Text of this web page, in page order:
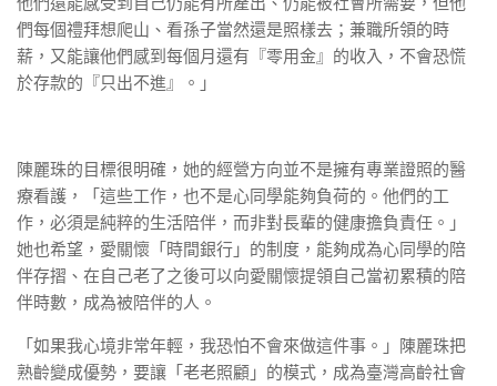
們每個禮拜想爬山、看孫子當然還是照樣去；兼職所領的時
薪，又能讓他們感到每個月還有『零用金』的收入，不會恐慌
於存款的『只出不進』。」
陳麗珠的目標很明確，她的經營方向並不是擁有專業證照的醫
療看護，「這些工作，也不是心同學能夠負荷的。他們的工
作，必須是純粹的生活陪伴，而非對長輩的健康擔負責任。」
她也希望，愛關懷「時間銀行」的制度，能夠成為心同學的陪
伴存摺、在自己老了之後可以向愛關懷提領自己當初累積的陪
伴時數，成為被陪伴的人。
「如果我心境非常年輕，我恐怕不會來做這件事。」陳麗珠把
熟齡變成優勢，要讓「老老照顧」的模式，成為臺灣高齡社會